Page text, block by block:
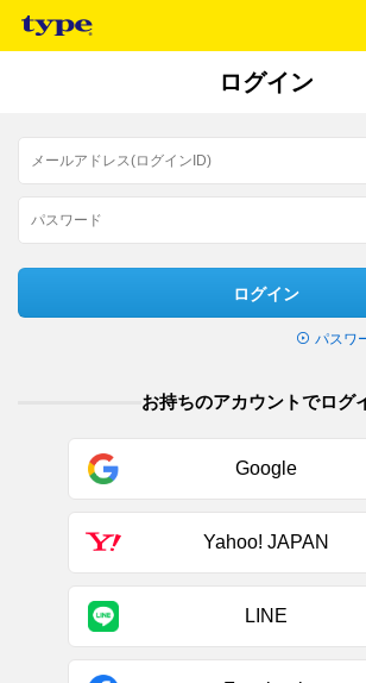
ログイン
ログイン
パスワ
お持ちのアカウントでログ
Google
Yahoo! JAPAN
LINE